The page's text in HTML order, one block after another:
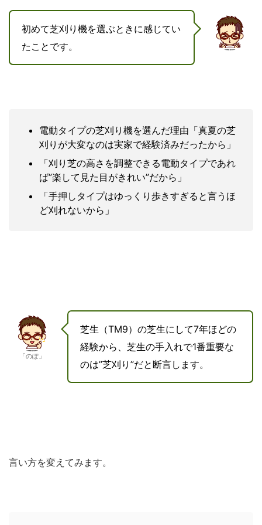
初めて芝刈り機を選ぶときに感じてい
たことです。
電動タイプの芝刈り機を選んだ理由「真夏の芝
刈りが大変なのは実家で経験済みだったから」
「刈り芝の高さを調整できる電動タイプであれ
ば”楽して見た目がきれい”だから」
「手押しタイプはゆっくり歩きすぎると言うほ
ど刈れないから」
「のぽ」
芝生（TM9）の芝生にして7年ほどの
経験から、芝生の手入れで1番重要な
のは”芝刈り”だと断言します。
言い方を変えてみます。